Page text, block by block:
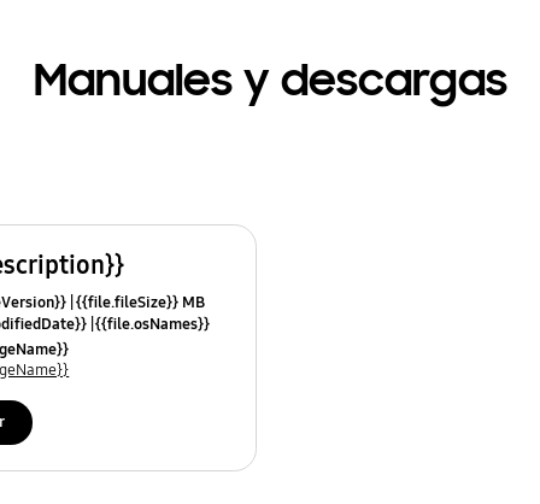
Manuales y descargas
{{file.fileSize}} MB
{{file.osNames}}